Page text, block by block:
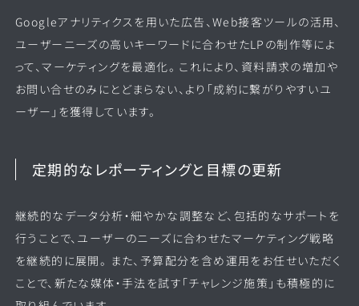
Googleアナリティクスを用いた広告、Web接客ツールの活用、
ユーザーニーズの高いキーワードに合わせたLPの制作等によ
って、マーケティングを最適化。 これにより、資料請求の増加や
お問い合せのみにとどまらない、より「成約に繋がりやすいユ
ーザー」を獲得しています。
定期的なレポーティングと目標の更新
継続的なデータ分析・細やかな調整など、包括的なサポートを
行うことで、ユーザーのニーズに合わせたマーケティング戦略
を継続的に展開。 また、予算配分を含め運用をお任せいただく
ことで、新たな媒体・手法を試す「チャレンジ施策」も積極的に